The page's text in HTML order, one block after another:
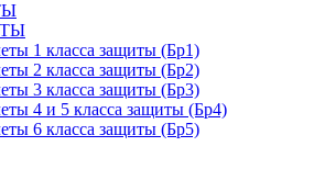
1 класса защиты (Бр1)
2 класса защиты (Бр2)
3 класса защиты (Бр3)
4 и 5 класса защиты (Бр4)
6 класса защиты (Бр5)